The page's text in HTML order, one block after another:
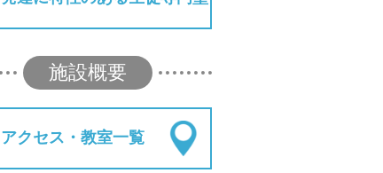
施設概要
アクセス・教室一覧